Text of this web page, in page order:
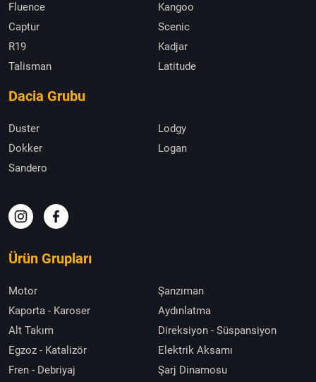
Fluence
Kangoo
Captur
Scenic
R19
Kadjar
Talisman
Latitude
Dacia Grubu
Duster
Lodgy
Dokker
Logan
Sandero
Ürün Grupları
Motor
Şanzıman
Kaporta - Karoser
Aydınlatma
Alt Takım
Direksiyon - Süspansiyon
Egzoz - Katalizör
Elektrik Aksamı
Fren - Debriyaj
Şarj Dinamosu